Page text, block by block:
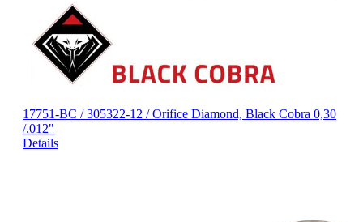
17751-BC / 305322-12 / Orifice Diamond, Black Cobra 0,30
/.012"
Details